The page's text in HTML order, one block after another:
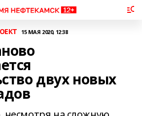
15 МАЯ 2020, 12:38
двух новых